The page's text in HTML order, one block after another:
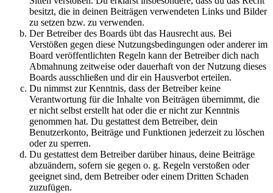
besitzt, die in deinen Beiträgen verwendeten Links und Bilder
zu setzen bzw. zu verwenden.
Der Betreiber des Boards übt das Hausrecht aus. Bei
Verstößen gegen diese Nutzungsbedingungen oder anderer im
Board veröffentlichten Regeln kann der Betreiber dich nach
Abmahnung zeitweise oder dauerhaft von der Nutzung dieses
Boards ausschließen und dir ein Hausverbot erteilen.
Du nimmst zur Kenntnis, dass der Betreiber keine
Verantwortung für die Inhalte von Beiträgen übernimmt, die
er nicht selbst erstellt hat oder die er nicht zur Kenntnis
genommen hat. Du gestattest dem Betreiber, dein
Benutzerkonto, Beiträge und Funktionen jederzeit zu löschen
oder zu sperren.
Du gestattest dem Betreiber darüber hinaus, deine Beiträge
abzuändern, sofern sie gegen o. g. Regeln verstoßen oder
geeignet sind, dem Betreiber oder einem Dritten Schaden
zuzufügen.